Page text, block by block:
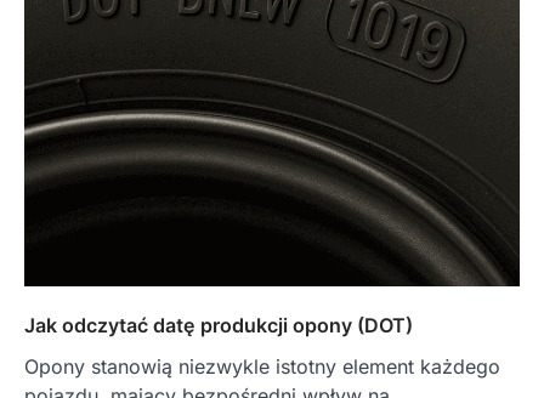
Jak odczytać datę produkcji opony (DOT)
Opony stanowią niezwykle istotny element każdego